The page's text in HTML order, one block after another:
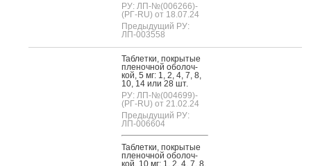
РУ: ЛП-№(006266)-
(РГ-RU) от 18.07.24
Предыдущий РУ:
ЛП-003558
Таб­летки, пок­ры­тые
пле­ноч­ной обо­лоч­
кой, 5 мг: 1, 2, 4, 7, 8,
10, 14 или 28 шт.
РУ: ЛП-№(004699)-
(РГ-RU) от 21.02.24
Предыдущий РУ:
ЛП-006604
Таб­летки, пок­ры­тые
пле­ноч­ной обо­лоч­
кой, 10 мг: 1, 2, 4, 7, 8,